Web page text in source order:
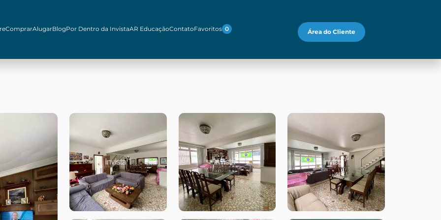
ComprarAlugarBlogPor Dentro da InvistaAR EducaçãoContatoFavoritos 0 Área do Cliente